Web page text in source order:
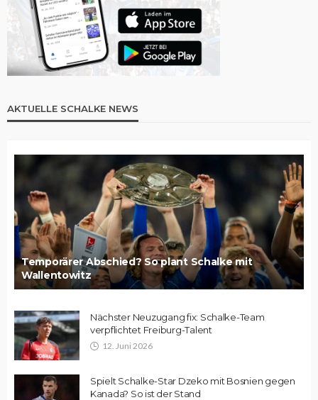
AKTUELLE SCHALKE NEWS
Temporärer Abschied? So plant Schalke mit
Wallentowitz
Nächster Neuzugang fix: Schalke-Team
verpflichtet Freiburg-Talent
12. Juni 2026
Spielt Schalke-Star Dzeko mit Bosnien gegen
Kanada? So ist der Stand